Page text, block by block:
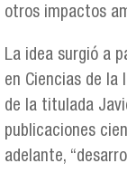
otros impactos
La idea surgió a
en Ciencias de la
de la titulada
publicaciones
adelante,